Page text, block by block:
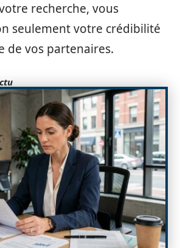
recherche, vous
seulement votre crédibilité
de vos partenaires.